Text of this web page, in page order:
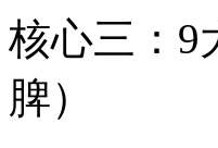
核心三：9
脾）